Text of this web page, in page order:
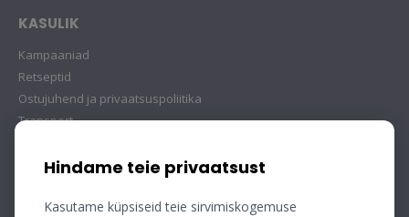
KASULIK
Kampaaniad
Retseptid
Ostujuhend ja privaatsuspoliitika
Transport
Hindame teie privaatsust
Kasutame küpsiseid teie sirvimiskogemuse